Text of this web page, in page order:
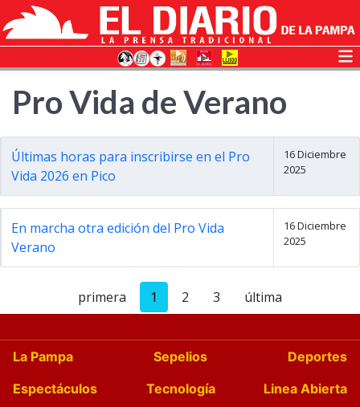
Pro Vida de Verano
Últimas horas para inscribirse en el Pro
Vida 2026 en Pico
16 Diciembre
2025
En marcha otra edición del Pro Vida
Verano
16 Diciembre
2025
primera 1 2 3 última
La Pampa Sepelios
Deportes
Espectáculos
Tecnología
Linea Abierta